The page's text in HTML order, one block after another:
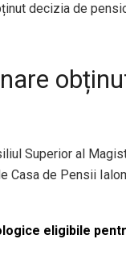
decizia de
Superior al
Casa de Pensii
eligibile